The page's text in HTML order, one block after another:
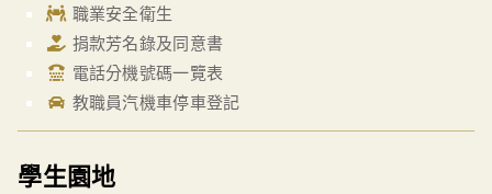
職業安全衛生
捐款芳名錄及同意書
電話分機號碼一覽表
教職員汽機車停車登記
學生園地